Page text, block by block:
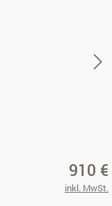
910 €
inkl. MwSt.